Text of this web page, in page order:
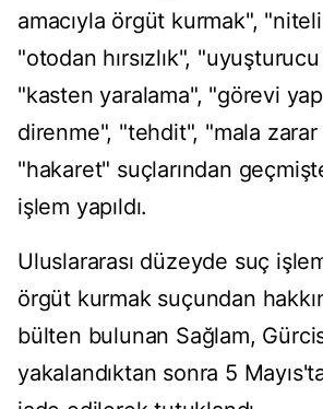
amacıyla örgüt kurmak",
"otodan hırsızlık",
"kasten yaralama", "görevi
direnme", "tehdit", "mala
"hakaret" suçlarından
işlem yapıldı.
Uluslararası düzeyde suç
örgüt kurmak suçundan
bülten bulunan Sağlam,
yakalandıktan sonra 5